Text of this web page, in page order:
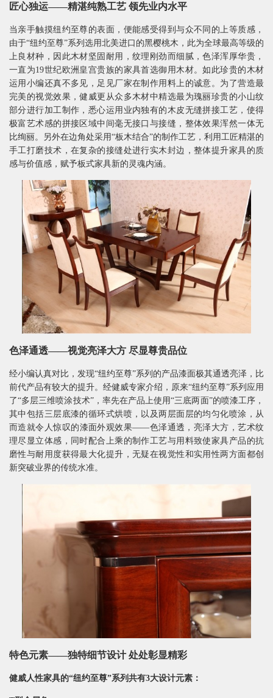
匠心独运——精湛纯熟工艺 领先业内水平
当亲手触摸纽约至尊的表面，便能感受得到与众不同的上等质感，
由于“纽约至尊”系列选用北美进口的黑樱桃木，此为全球最高等级的
上良材种，因此木材坚固耐用，纹理刚劲而细腻，色泽浑厚华贵，
一直为19世纪欧洲皇宫贵族的家具首选御用木材。如此珍贵的木材
运用小编还真不多见，足见厂家在制作用料上的诚意。为了营造最
完美的视觉效果，健威更从众多木材中精选最为瑰丽珍贵的小山纹
部分进行加工制作，悉心运用业内独有的木皮无缝拼接工艺，使得
极富艺术感的拼接区域中间毫无接口与接缝，整体效果浑然一体无
比绚丽。另外在边角处采用“板木结合”的制作工艺，利用工匠精湛的
手工打磨技术，在复杂的接缝处进行实木封边，整体提升家具的质
感与价值感，赋予板式家具新的灵魂内涵。
色泽通透——视觉亮泽大方 尽显尊贵品位
经小编认真对比，发现“纽约至尊”系列的产品漆面极其通透亮泽，比
前代产品有较大的提升。经健威专家介绍，原来“纽约至尊”系列应用
了“多层三维喷涂技术”，率先在产品上使用“三底两面”的喷漆工序，
其中包括三层底漆的循环式烘喷，以及两层面层的均匀化喷涂，从
而造就令人惊叹的漆面外观效果——色泽通透，亮泽大方，艺术纹
理尽显立体感，同时配合上乘的制作工艺与用料致使家具产品的抗
磨性与耐用度获得最大化提升，无疑在视觉性和实用性两方面都创
新突破业界的传统水准。
特色元素——独特细节设计 处处彰显精彩
健威人性家具的“纽约至尊”系列共有3大设计元素：